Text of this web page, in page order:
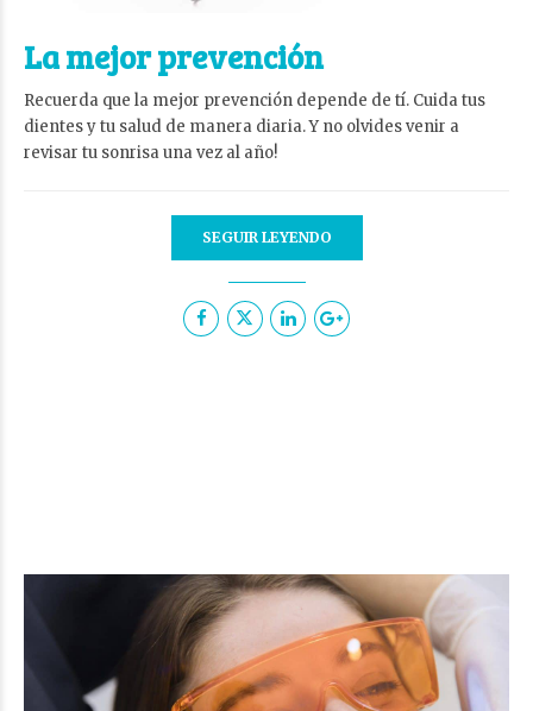
La mejor prevención
Recuerda que la mejor prevención depende de tí. Cuida tus
dientes y tu salud de manera diaria. Y no olvides venir a
revisar tu sonrisa una vez al año!
SEGUIR LEYENDO